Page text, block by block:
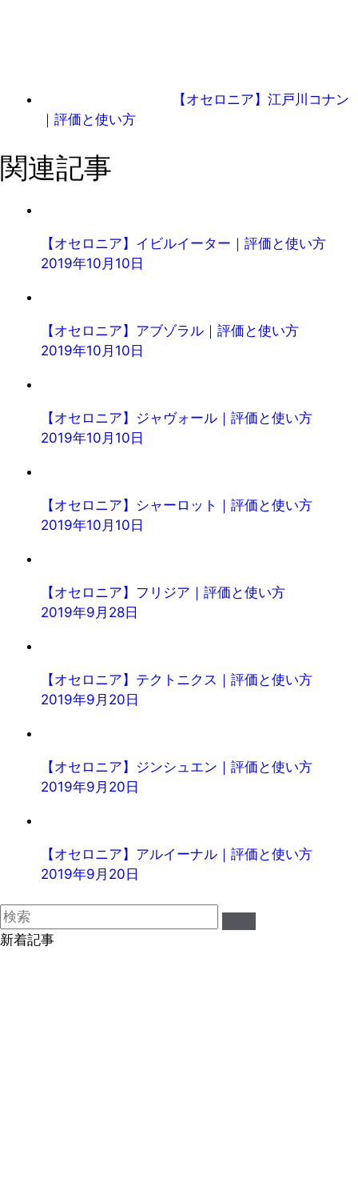
【オセロニア】江戸川コナン
｜評価と使い方
関連記事
【オセロニア】イビルイーター｜評価と使い方
2019年10月10日
【オセロニア】アブゾラル｜評価と使い方
2019年10月10日
【オセロニア】ジャヴォール｜評価と使い方
2019年10月10日
【オセロニア】シャーロット｜評価と使い方
2019年10月10日
【オセロニア】フリジア｜評価と使い方
2019年9月28日
【オセロニア】テクトニクス｜評価と使い方
2019年9月20日
【オセロニア】ジンシュエン｜評価と使い方
2019年9月20日
【オセロニア】アルイーナル｜評価と使い方
2019年9月20日
新着記事